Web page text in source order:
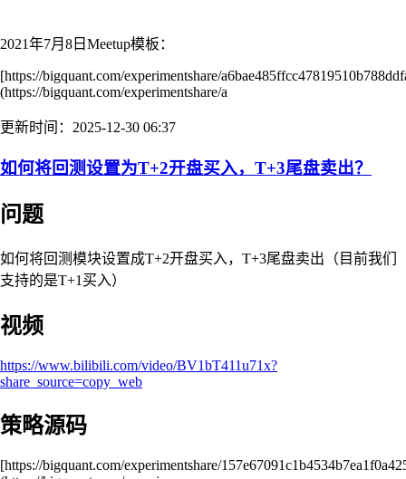
2021年7月8日Meetup模板：
[https://bigquant.com/experimentshare/
(https://bigquant.com/experimentshare/a
更新时间：2025-12-30 06:37
如何将回测设置为T+2开盘买入，T+3尾盘卖出？
问题
如何将回测模块设置成T+2开盘买入，T+3尾盘卖出（目前我们
支持的是T+1买入）
视频
https://www.bilibili.com/video/BV1bT411u71x?
share_source=copy_web
策略源码
[https://bigquant.com/experimentshare/